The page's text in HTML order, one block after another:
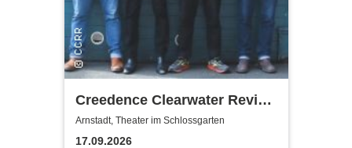
Creedence Clearwater Revival
Revival
Arnstadt, Theater im Schlossgarten
17.09.2026